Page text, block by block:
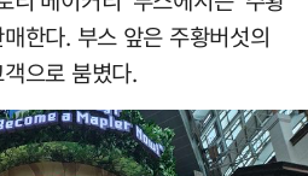
한다. 부스 앞은 주황버섯의
으로 붐볐다.